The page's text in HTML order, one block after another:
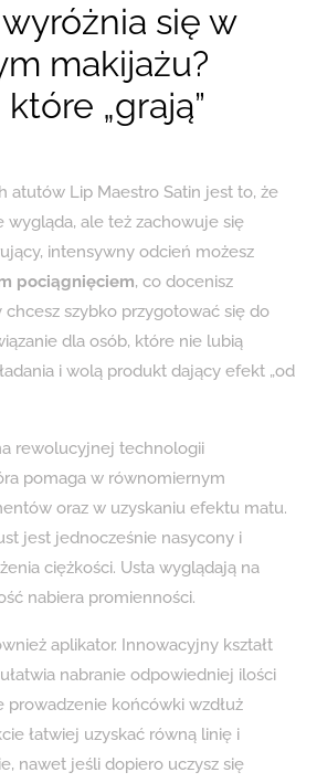
się w
makijażu?
„grają”
atutów Lip Maestro Satin jest to, że
wygląda, ale też zachowuje się
intensywny odcień możesz
pociągnięciem, co docenisz
chcesz szybko przygotować się do
dla osób, które nie lubią
i wolą produkt dający efekt „od
rewolucyjnej technologii
pomaga w równomiernym
oraz w uzyskaniu efektu matu.
jest jednocześnie nasycony i
ciężkości. Usta wyglądają na
nabiera promienności.
aplikator. Innowacyjny kształt
ułatwia nabranie odpowiedniej ilości
końcówki wzdłuż
łatwiej uzyskać równą linię i
nawet jeśli dopiero uczysz się